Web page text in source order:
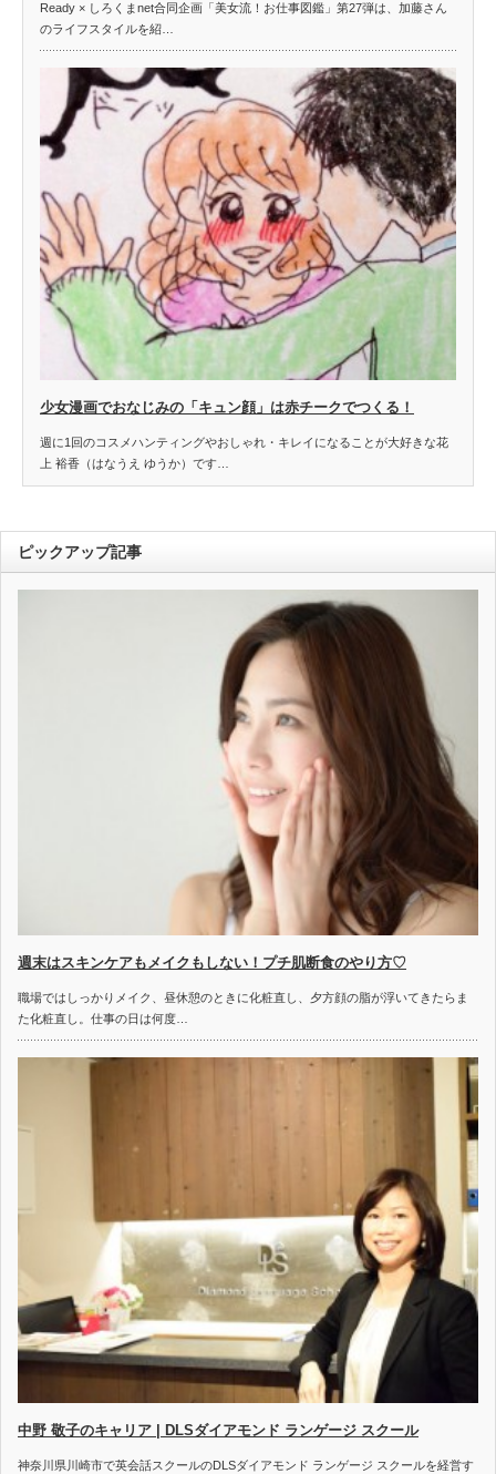
Ready × しろくまnet合同企画「美女流！お仕事図鑑」第27弾は、加藤さん
のライフスタイルを紹…
少女漫画でおなじみの「キュン顔」は赤チークでつくる！
週に1回のコスメハンティングやおしゃれ・キレイになることが大好きな花
上 裕香（はなうえ ゆうか）です…
ピックアップ記事
週末はスキンケアもメイクもしない！プチ肌断食のやり方♡
職場ではしっかりメイク、昼休憩のときに化粧直し、夕方顔の脂が浮いてきたらま
た化粧直し。仕事の日は何度…
中野 敬子のキャリア | DLSダイアモンド ランゲージ スクール
神奈川県川崎市で英会話スクールのDLSダイアモンド ランゲージ スクールを経営す